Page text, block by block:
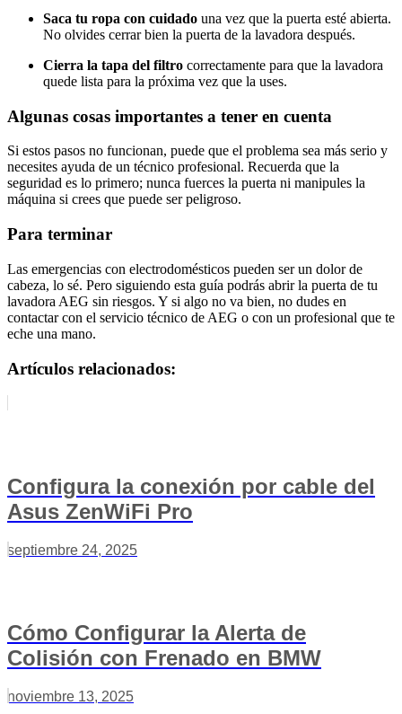
Saca tu ropa con cuidado una vez que la puerta esté abierta.
No olvides cerrar bien la puerta de la lavadora después.
Cierra la tapa del filtro correctamente para que la lavadora
quede lista para la próxima vez que la uses.
Algunas cosas importantes a tener en cuenta
Si estos pasos no funcionan, puede que el problema sea más serio y
necesites ayuda de un técnico profesional. Recuerda que la
seguridad es lo primero; nunca fuerces la puerta ni manipules la
máquina si crees que puede ser peligroso.
Para terminar
Las emergencias con electrodomésticos pueden ser un dolor de
cabeza, lo sé. Pero siguiendo esta guía podrás abrir la puerta de tu
lavadora AEG sin riesgos. Y si algo no va bien, no dudes en
contactar con el servicio técnico de AEG o con un profesional que te
eche una mano.
Artículos relacionados:
Configura la conexión por cable del
Asus ZenWiFi Pro
septiembre 24, 2025
Cómo Configurar la Alerta de
Colisión con Frenado en BMW
noviembre 13, 2025